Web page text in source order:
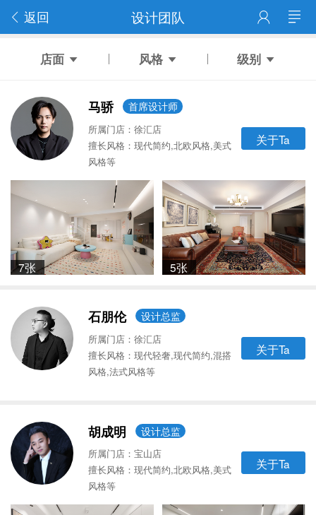
返回 设计团队
店面 风格 级别
马骄 首席设计师
所属门店：徐汇店
擅长风格：现代简约,北欧风格,美式
风格等
关于Ta
7张 5张
石朋伦 设计总监
所属门店：徐汇店
擅长风格：现代轻奢,现代简约,混搭
风格,法式风格等
关于Ta
胡成明 设计总监
所属门店：宝山店
擅长风格：现代简约,北欧风格,美式
风格等
关于Ta